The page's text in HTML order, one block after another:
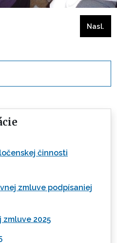
cesta v Kaštieli Nasl.
činnosti
zmluve podpísaniej
2025